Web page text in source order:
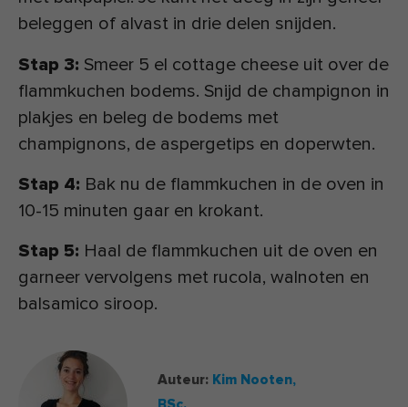
beleggen of alvast in drie delen snijden.
Stap 3: Smeer 5 el cottage cheese uit over de
flammkuchen bodems. Snijd de champignon in
plakjes en beleg de bodems met
champignons, de aspergetips en doperwten.
Stap 4: Bak nu de flammkuchen in de oven in
10-15 minuten gaar en krokant.
Stap 5: Haal de flammkuchen uit de oven en
garneer vervolgens met rucola, walnoten en
balsamico siroop.
Auteur: Kim Nooten,